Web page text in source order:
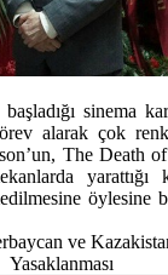
sinema
alarak çok
The Death
yarattığı
öylesine
ve
Yasaklanması